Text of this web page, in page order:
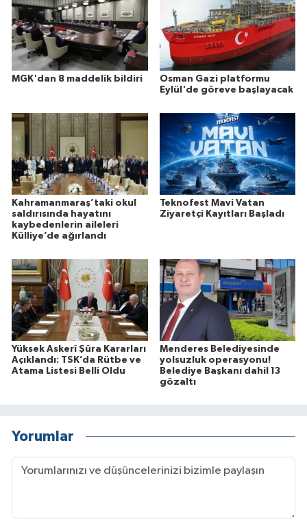
MGK'dan 8 maddelik bildiri
Osman Gazi platformu
Eylül'de göreve başlayacak
Kahramanmaraş’taki okul
saldırısında hayatını
kaybedenlerin aileleri
Külliye’de ağırlandı
Teknofest Mavi Vatan
Ziyaretçi Kayıtları Başladı
Yüksek Askerî Şûra Kararları
Açıklandı: TSK’da Rütbe ve
Atama Listesi Belli Oldu
Menderes Belediyesinde
yolsuzluk operasyonu!
Belediye Başkanı dahil 13
gözaltı
Yorumlar